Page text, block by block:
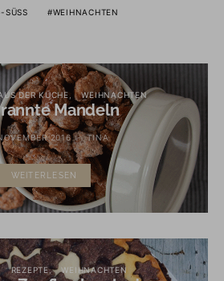
WEIHNACHTEN
DER KÜCHE WEIHNACHTEN
Mandeln
2016 TINA
WEITERLESEN
REZEPTE WEIHNACHTEN